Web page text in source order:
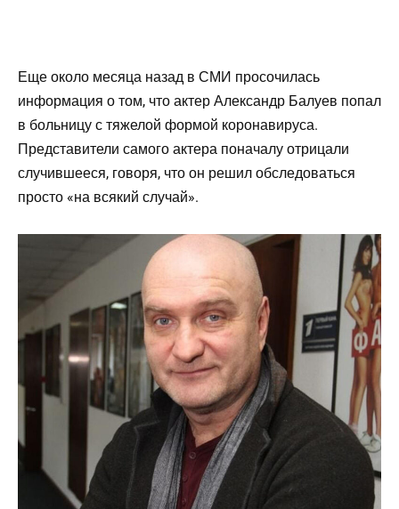
Еще около месяца назад в СМИ просочилась
информация о том, что актер Александр Балуев попал
в больницу с тяжелой формой коронавируса.
Представители самого актера поначалу отрицали
случившееся, говоря, что он решил обследоваться
просто «на всякий случай».